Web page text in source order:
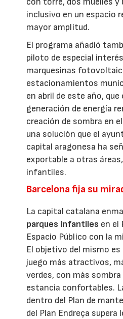
inclusivo en un espacio
mayor amplitud.
El programa añadió
piloto de especial
marquesinas
estacionamientos
en abril de este año, que
generación de energía
creación de sombra en
una solución que el
capital aragonesa ha
exportable a otras
infantiles.
Barcelona fija su
La capital catalana
parques infantiles en el
Espacio Público con la
El objetivo del mismo
juego más atractivos,
verdes, con más
estancia confortables.
dentro del Plan de
del Plan Endreça supera